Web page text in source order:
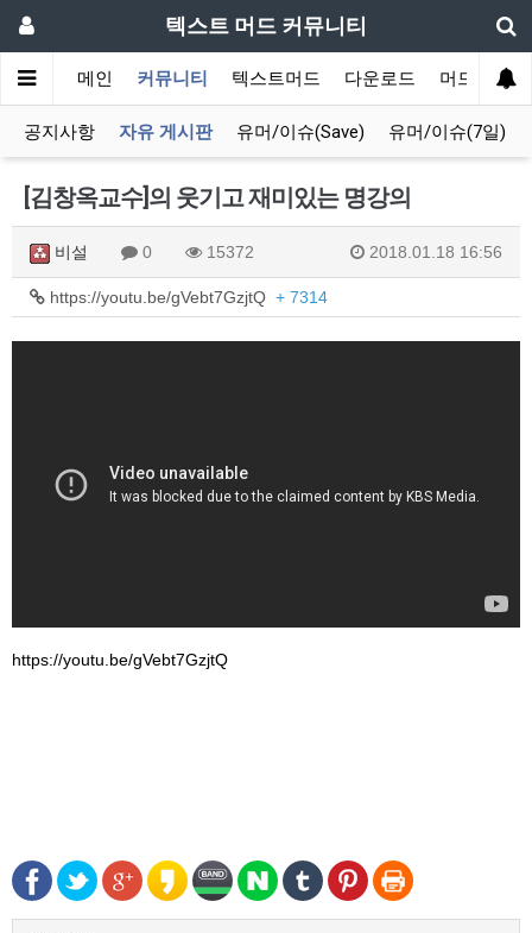
텍스트 머드 커뮤니티
메인 커뮤니티 텍스트머드 다운로드 머드 잡담
공지사항 자유 게시판 유머/이슈(Save) 유머/이슈(7일)
[김창옥교수]의 웃기고 재미있는 명강의
비설 0 15372 2018.01.18 16:56
https://youtu.be/gVebt7GzjtQ + 7314
https://youtu.be/gVebt7GzjtQ